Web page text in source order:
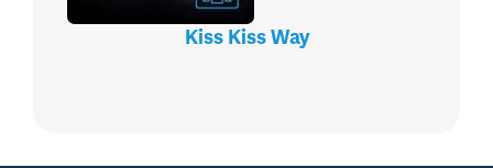
Kiss Kiss Way